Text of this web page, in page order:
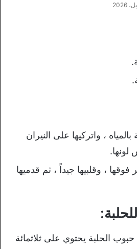
، واتركيها على النيران
لونها.
، وقلبيها جيداً ، ثم قدميها
الحلبة يحتوي على ثلاثمائة